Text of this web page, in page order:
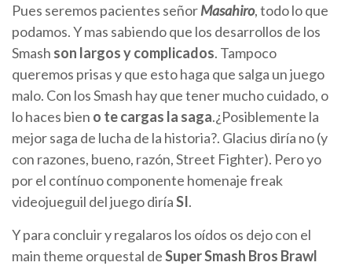
Pues seremos pacientes señorMasahiro, todo lo que
podamos. Y mas sabiendo que los desarrollos de los
Smash son largos y complicados. Tampoco
queremos prisas y que esto haga que salga un juego
malo. Con los Smash hay que tener mucho cuidado, o
lo haces bien o te cargas la saga.¿Posiblemente la
mejor saga de lucha de la historia?. Glacius diría no (y
con razones, bueno, razón, Street Fighter). Pero yo
por el contínuo componente homenaje freak
videojueguil del juego diríaSI.
Y para concluir y regalaros los oídos os dejo con el
main theme orquestal deSuper Smash Bros Brawl